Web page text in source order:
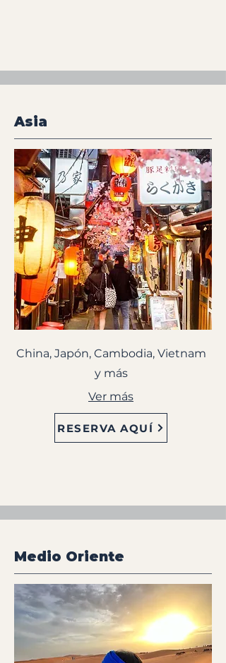
Asia
China, Japón, Cambodia, Vietnam
y más
Ver más
RESERVA AQUÍ
Medio Oriente